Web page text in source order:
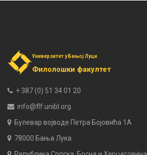
Универзитет у Бањој Луци
Филолошки факултет
+ 387 (0) 51 34 01 20
info@flf.unibl.org
Булевар војводе Петра Бојовића 1А
78000 Бања Лука